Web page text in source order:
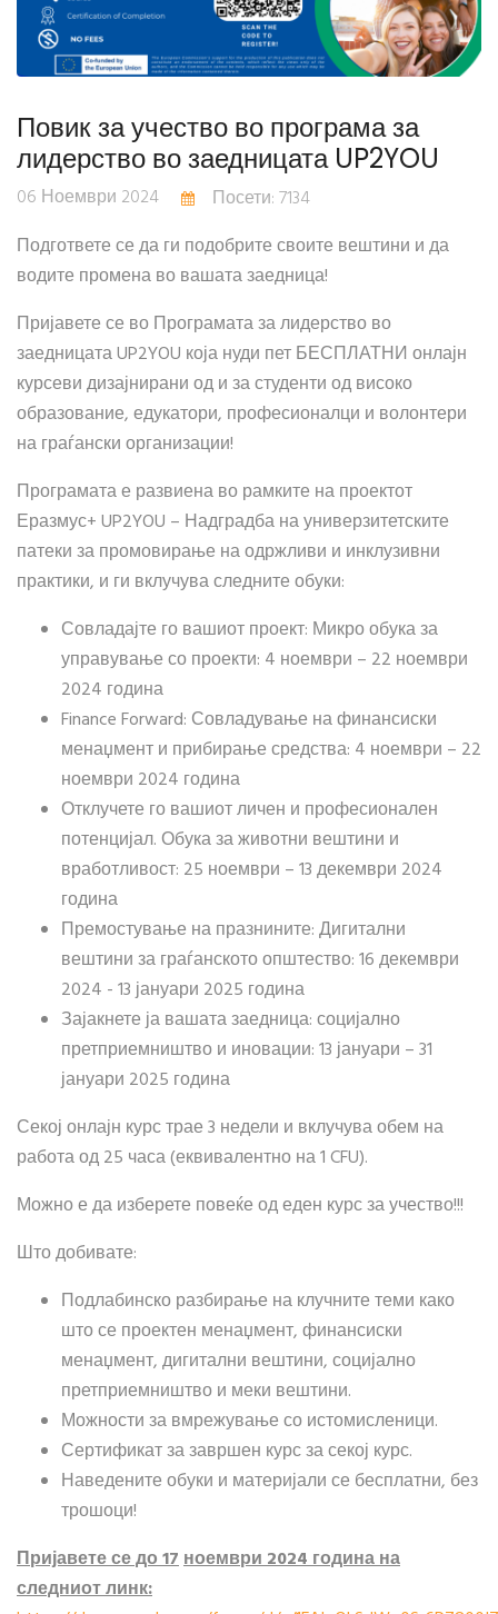
Повик за учество во програма за
лидерство во заедницата UP2YOU
06 Ноември 2024
Посети: 7134
Подгответе се да ги подобрите своите вештини и да
водите промена во вашата заедница!
Пријавете се во Програмата за лидерство во
заедницата UP2YOU која нуди пет БЕСПЛАТНИ онлајн
курсеви дизајнирани од и за студенти од високо
образование, едукатори, професионалци и волонтери
на граѓански организации!
Програмата е развиена во рамките на проектот
Еразмус+ UP2YOU – Надградба на универзитетските
патеки за промовирање на одржливи и инклузивни
практики, и ги вклучува следните обуки:
Совладајте го вашиот проект: Микро обука за
управување со проекти: 4 ноември – 22 ноември
2024 година
Finance Forward: Совладување на финансиски
менаџмент и прибирање средства: 4 ноември – 22
ноември 2024 година
Отклучете го вашиот личен и професионален
потенцијал. Обука за животни вештини и
вработливост: 25 ноември – 13 декември 2024
година
Премостување на празнините: Дигитални
вештини за граѓанското општество: 16 декември
2024 - 13 јануари 2025 година
Зајакнете ја вашата заедница: социјално
претприемништво и иновации: 13 јануари – 31
јануари 2025 година
Секој онлајн курс трае 3 недели и вклучува обем на
работа од 25 часа (еквивалентно на 1 CFU).
Можно е да изберете повеќе од еден курс за учество!!!
Што добивате:
Подлабинско разбирање на клучните теми како
што се проектен менаџмент, финансиски
менаџмент, дигитални вештини, социјално
претприемништво и меки вештини.
Можности за вмрежување со истомисленици.
Сертификат за завршен курс за секој курс.
Наведените обуки и материјали се бесплатни, без
трошоци!
Пријавете се до17ноември2024 годинана
следниот линк: